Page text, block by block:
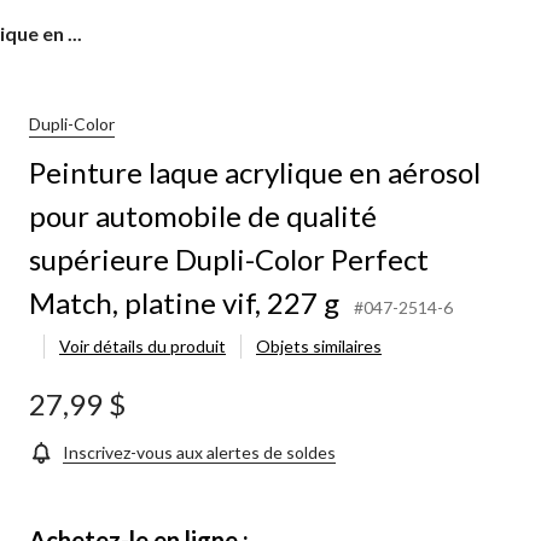
en ...
Dupli-Color
Peinture laque acrylique en aérosol
pour automobile de qualité
supérieure Dupli-Color Perfect
Match, platine vif, 227 g
#047-2514-6
Voir détails du produit
Objets similaires
27,99 $
Inscrivez-vous aux alertes de soldes